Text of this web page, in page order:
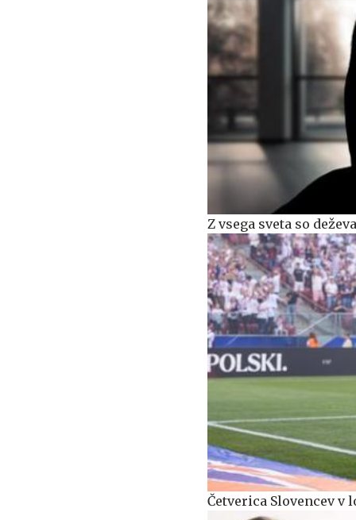
Z vsega sveta so
Četverica Slovencev